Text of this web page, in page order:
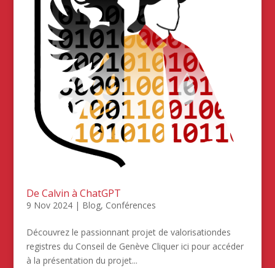
De Calvin à ChatGPT
9 Nov 2024| Blog, Conférences
Découvrez le passionnant projet de valorisationdes
registres du Conseil de Genève Cliquer ici pour accéder
à la présentation du projet...